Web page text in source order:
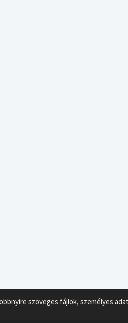
szöveges fájlok, személyes